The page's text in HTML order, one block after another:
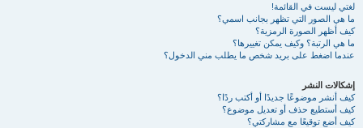
لغتي ليست في القائمة!
ما هي الصور التي تظهر بجانب اسمي؟
كيف أظهر الصورة الرمزية؟
ما هي الرتبة؟ وكيف يمكن تغييرها؟
عندما اضغط على بريد شخص ما يطلب مني الدخول؟
إشكالات النشر
كيف أنشر موضوعًا جديدًا أو أكتب ردًا؟
كيف أستطيع حذف أو تعديل موضوع؟
كيف أضع توقيعًا مع مشاركتي؟